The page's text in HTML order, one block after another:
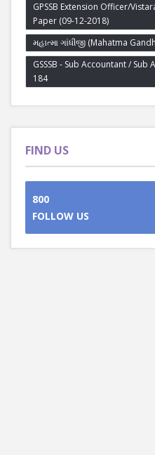
GPSSB Extension Officer/
Paper (09-12-2018)
મહાત્મા ગાંધીજી (Mahatma
GSSSB - Sub Accountant /
184
FIND US
800
FOLLOW US